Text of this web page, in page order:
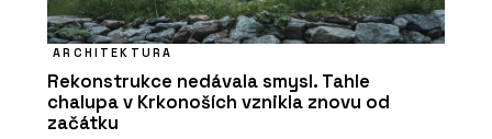
ARCHITEKTURA
Rekonstrukce nedávala smysl. Tahle
chalupa v Krkonoších vznikla znovu od
začátku